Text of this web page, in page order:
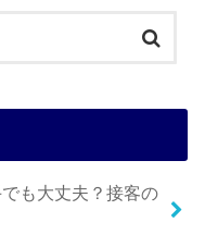
も大丈夫？接客の